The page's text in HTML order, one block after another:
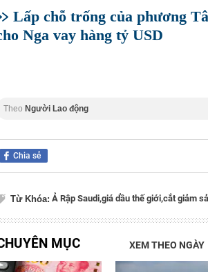
Lấp chỗ trống của phương
Nga vay hàng tỷ USD
Theo Người Lao động
Chia sẻ
Từ Khóa: Ả Rập Saudi,giá dầu thế giới,cắt giảm
MỤC XEM THEO NGÀY